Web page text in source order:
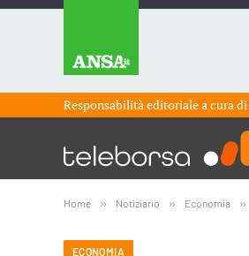
Responsabilità editoriale a cura di
Home » Notiziario » Economia »
ECONOMIA